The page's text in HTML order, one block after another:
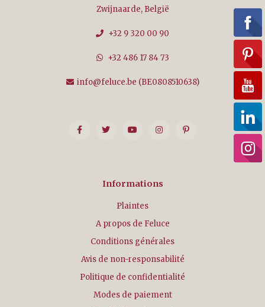
Zwijnaarde, België
+32 9 320 00 90
+32 486 17 84 73
info@feluce.be (BE0808510638)
Informations
Plaintes
A propos de Feluce
Conditions générales
Avis de non-responsabilité
Politique de confidentialité
Modes de paiement